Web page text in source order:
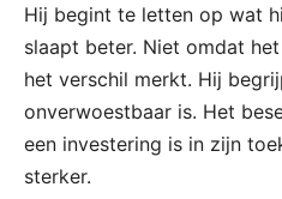
Hij begint te letten op wat
slaapt beter. Niet omdat
het verschil merkt. Hij
onverwoestbaar is. Het
een investering is in zijn
sterker.